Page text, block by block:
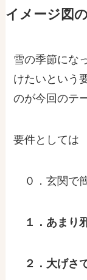
イメージ図
雪の季節にな
けたいという
のが今回のテ
要件としては
０．玄関で
１．あまり
２．大げさ